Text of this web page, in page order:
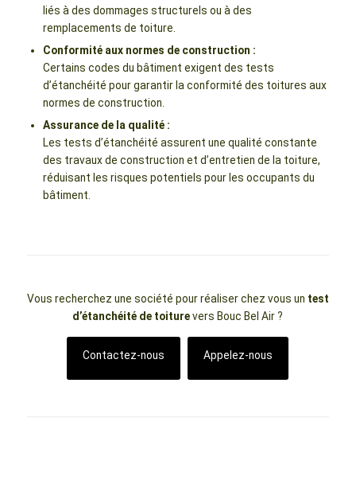
liés à des dommages structurels ou à des
remplacements de toiture.
Conformité aux normes de construction :
Certains codes du bâtiment exigent des tests
d’étanchéité pour garantir la conformité des toitures aux
normes de construction.
Assurance de la qualité :
Les tests d’étanchéité assurent une qualité constante
des travaux de construction et d’entretien de la toiture,
réduisant les risques potentiels pour les occupants du
bâtiment.
Vous recherchez une société pour réaliser chez vous un test
d’étanchéité de toiturevers Bouc Bel Air ?
Contactez-nous Appelez-nous